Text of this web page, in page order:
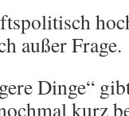
außer Frage.
Dinge“
kurz